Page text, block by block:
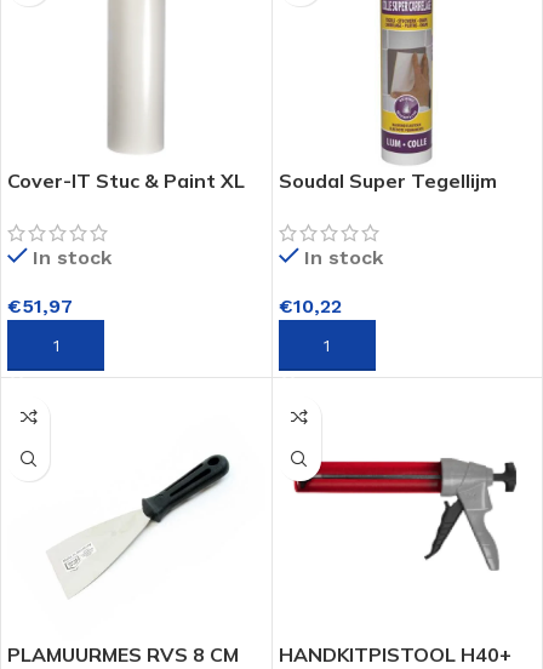
Cover-IT Stuc & Paint XL
In stock
€51,97
Soudal Super Tegellijm
In stock
€10,22
PLAMUURMES RVS 8 CM HANDKITPISTOOL H40+